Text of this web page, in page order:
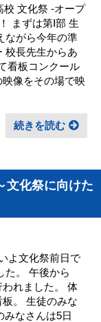
文化祭 ‐オープ
まずは第Ⅰ部 生
ながら今年の準
校長先生からあ
看板コンクール
像をその場で映
続きを読む
文化祭に向けた
よ文化祭前日で
た。 午後から
れました。 体
。 生徒のみな
みなさんは5日